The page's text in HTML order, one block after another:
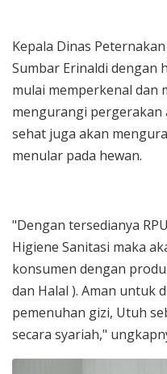
Kepala Dinas
Sumbar Erinaldi dengan
mulai memperkenal dan
mengurangi pergerakan
sehat juga akan
menular pada hewan.
"Dengan tersedianya
Higiene Sanitasi maka
konsumen dengan
dan Halal ). Aman untuk
pemenuhan gizi, Utuh
secara syariah,"